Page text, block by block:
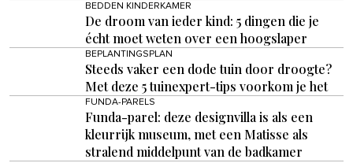
BEDDEN KINDERKAMER
De droom van ieder kind: 5 dingen die je
écht moet weten over een hoogslaper
BEPLANTINGSPLAN
Steeds vaker een dode tuin door droogte?
Met deze 5 tuinexpert-tips voorkom je het
FUNDA-PARELS
Funda-parel: deze designvilla is als een
kleurrijk museum, met een Matisse als
stralend middelpunt van de badkamer